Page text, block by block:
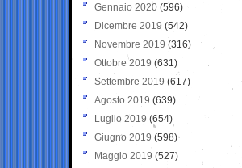
Gennaio 2020 (596)
Dicembre 2019 (542)
Novembre 2019 (316)
Ottobre 2019 (631)
Settembre 2019 (617)
Agosto 2019 (639)
Luglio 2019 (654)
Giugno 2019 (598)
Maggio 2019 (527)